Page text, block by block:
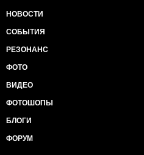
НОВОСТИ
СОБЫТИЯ
РЕЗОНАНС
ФОТО
ВИДЕО
ФОТОШОПЫ
БЛОГИ
ФОРУМ